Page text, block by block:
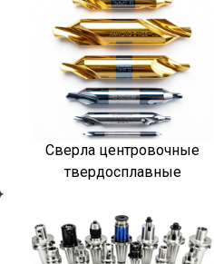
Сверла центровочные
твердосплавные